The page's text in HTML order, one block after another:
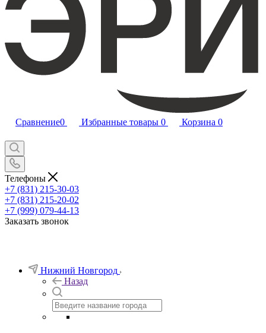
Сравнение0 Избранные товары 0 Корзина 0
Телефоны
+7 (831) 215-30-03
+7 (831) 215-20-02
+7 (999) 079-44-13
Заказать звонок
Нижний Новгород
Назад